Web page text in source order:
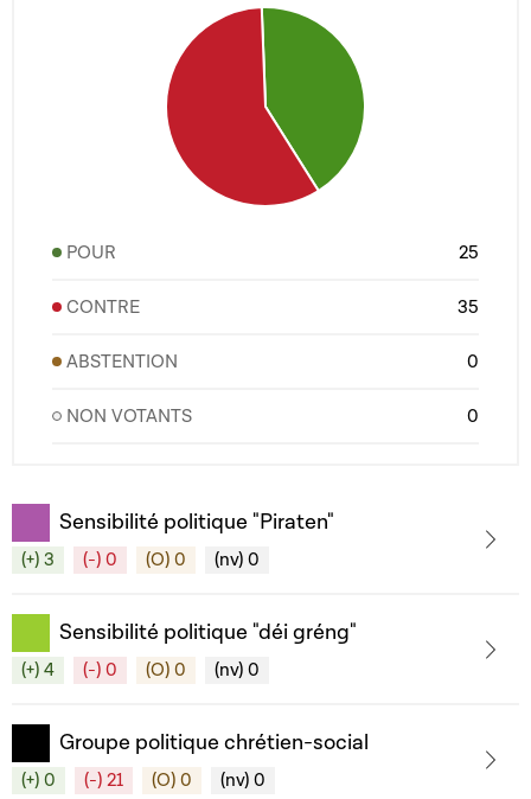
POUR 25
CONTRE 35
ABSTENTION 0
NON VOTANTS 0
Sensibilité politique "Piraten"
(+) 3 (-) 0 (O) 0 (nv) 0
Sensibilité politique "déi gréng"
(+) 4 (-) 0 (O) 0 (nv) 0
Groupe politique chrétien-social
(+) 0 (-) 21 (O) 0 (nv) 0